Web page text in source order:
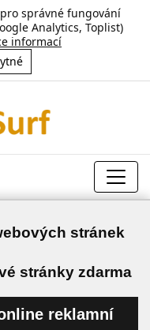
správné fungování
Analytics, Toplist)
informací
stránek
stránky zdarma
reklamní